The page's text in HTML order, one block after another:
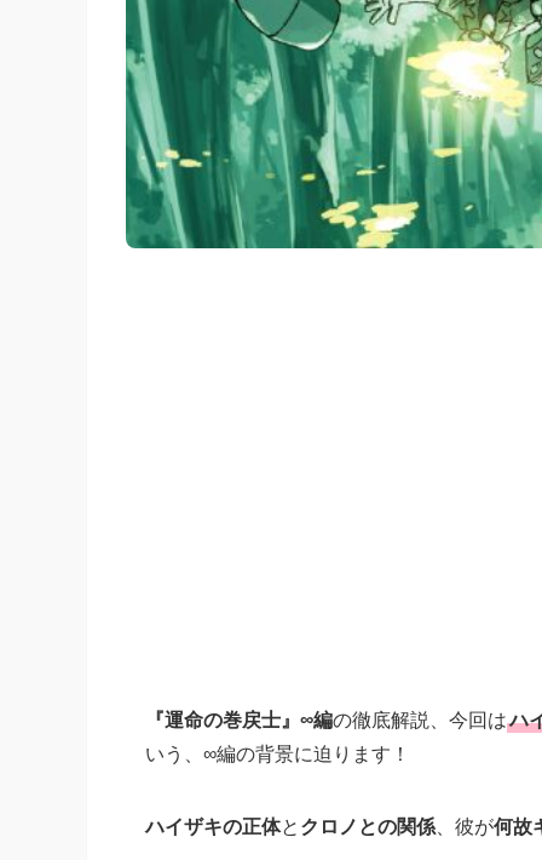
『運命の巻戻士』∞編の徹底解説、今回はハ
いう、∞編の背景に迫ります！
ハイザキの正体と クロノとの関係 、彼が何故